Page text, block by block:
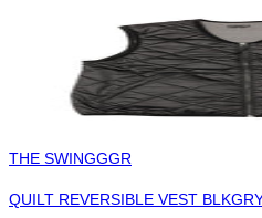
THE SWINGGGR
QUILT REVERSIBLE VEST